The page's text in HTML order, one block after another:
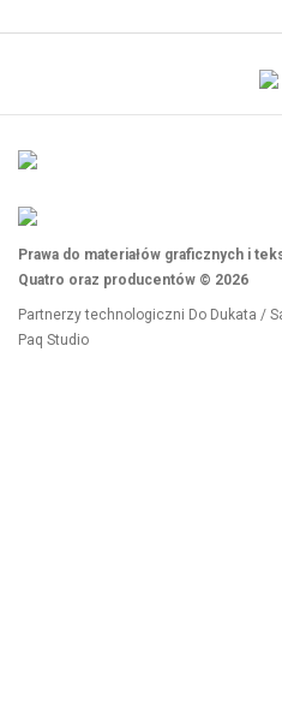
Prawa do materiałów graficznych i
Quatro oraz producentów © 2026
Partnerzy technologiczni Do Dukata /
Paq Studio